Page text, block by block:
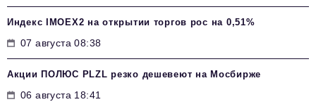
Индекс IMOEX2 на открытии торгов рос на 0,51%
07 августа 08:38
Акции ПОЛЮС PLZL резко дешевеют на Мосбирже
06 августа 18:41